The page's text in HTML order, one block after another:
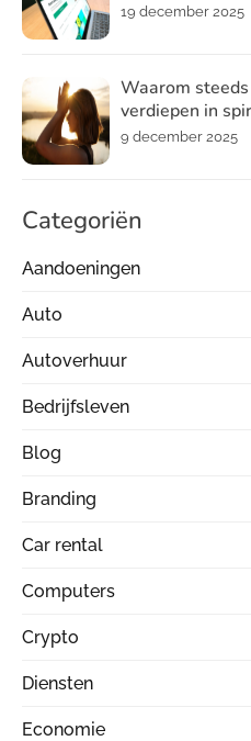
19 december 2025
Waarom
verdiepen in
9 december 2025
Categoriën
Aandoeningen
Auto
Autoverhuur
Bedrijfsleven
Blog
Branding
Car rental
Computers
Crypto
Diensten
Economie